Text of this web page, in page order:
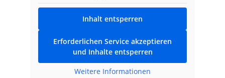
Inhalt entsperren
Erforderlichen Service akzeptieren
und Inhalte entsperren
Weitere Informationen